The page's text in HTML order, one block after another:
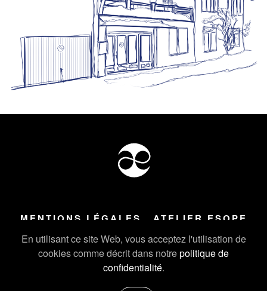
En utilisant ce site Web, vous acceptez l'utilisation de
cookies comme décrit dans notrepolitique de
confidentialité.
MENTIONS LÉGALES ATELIER ESOPE